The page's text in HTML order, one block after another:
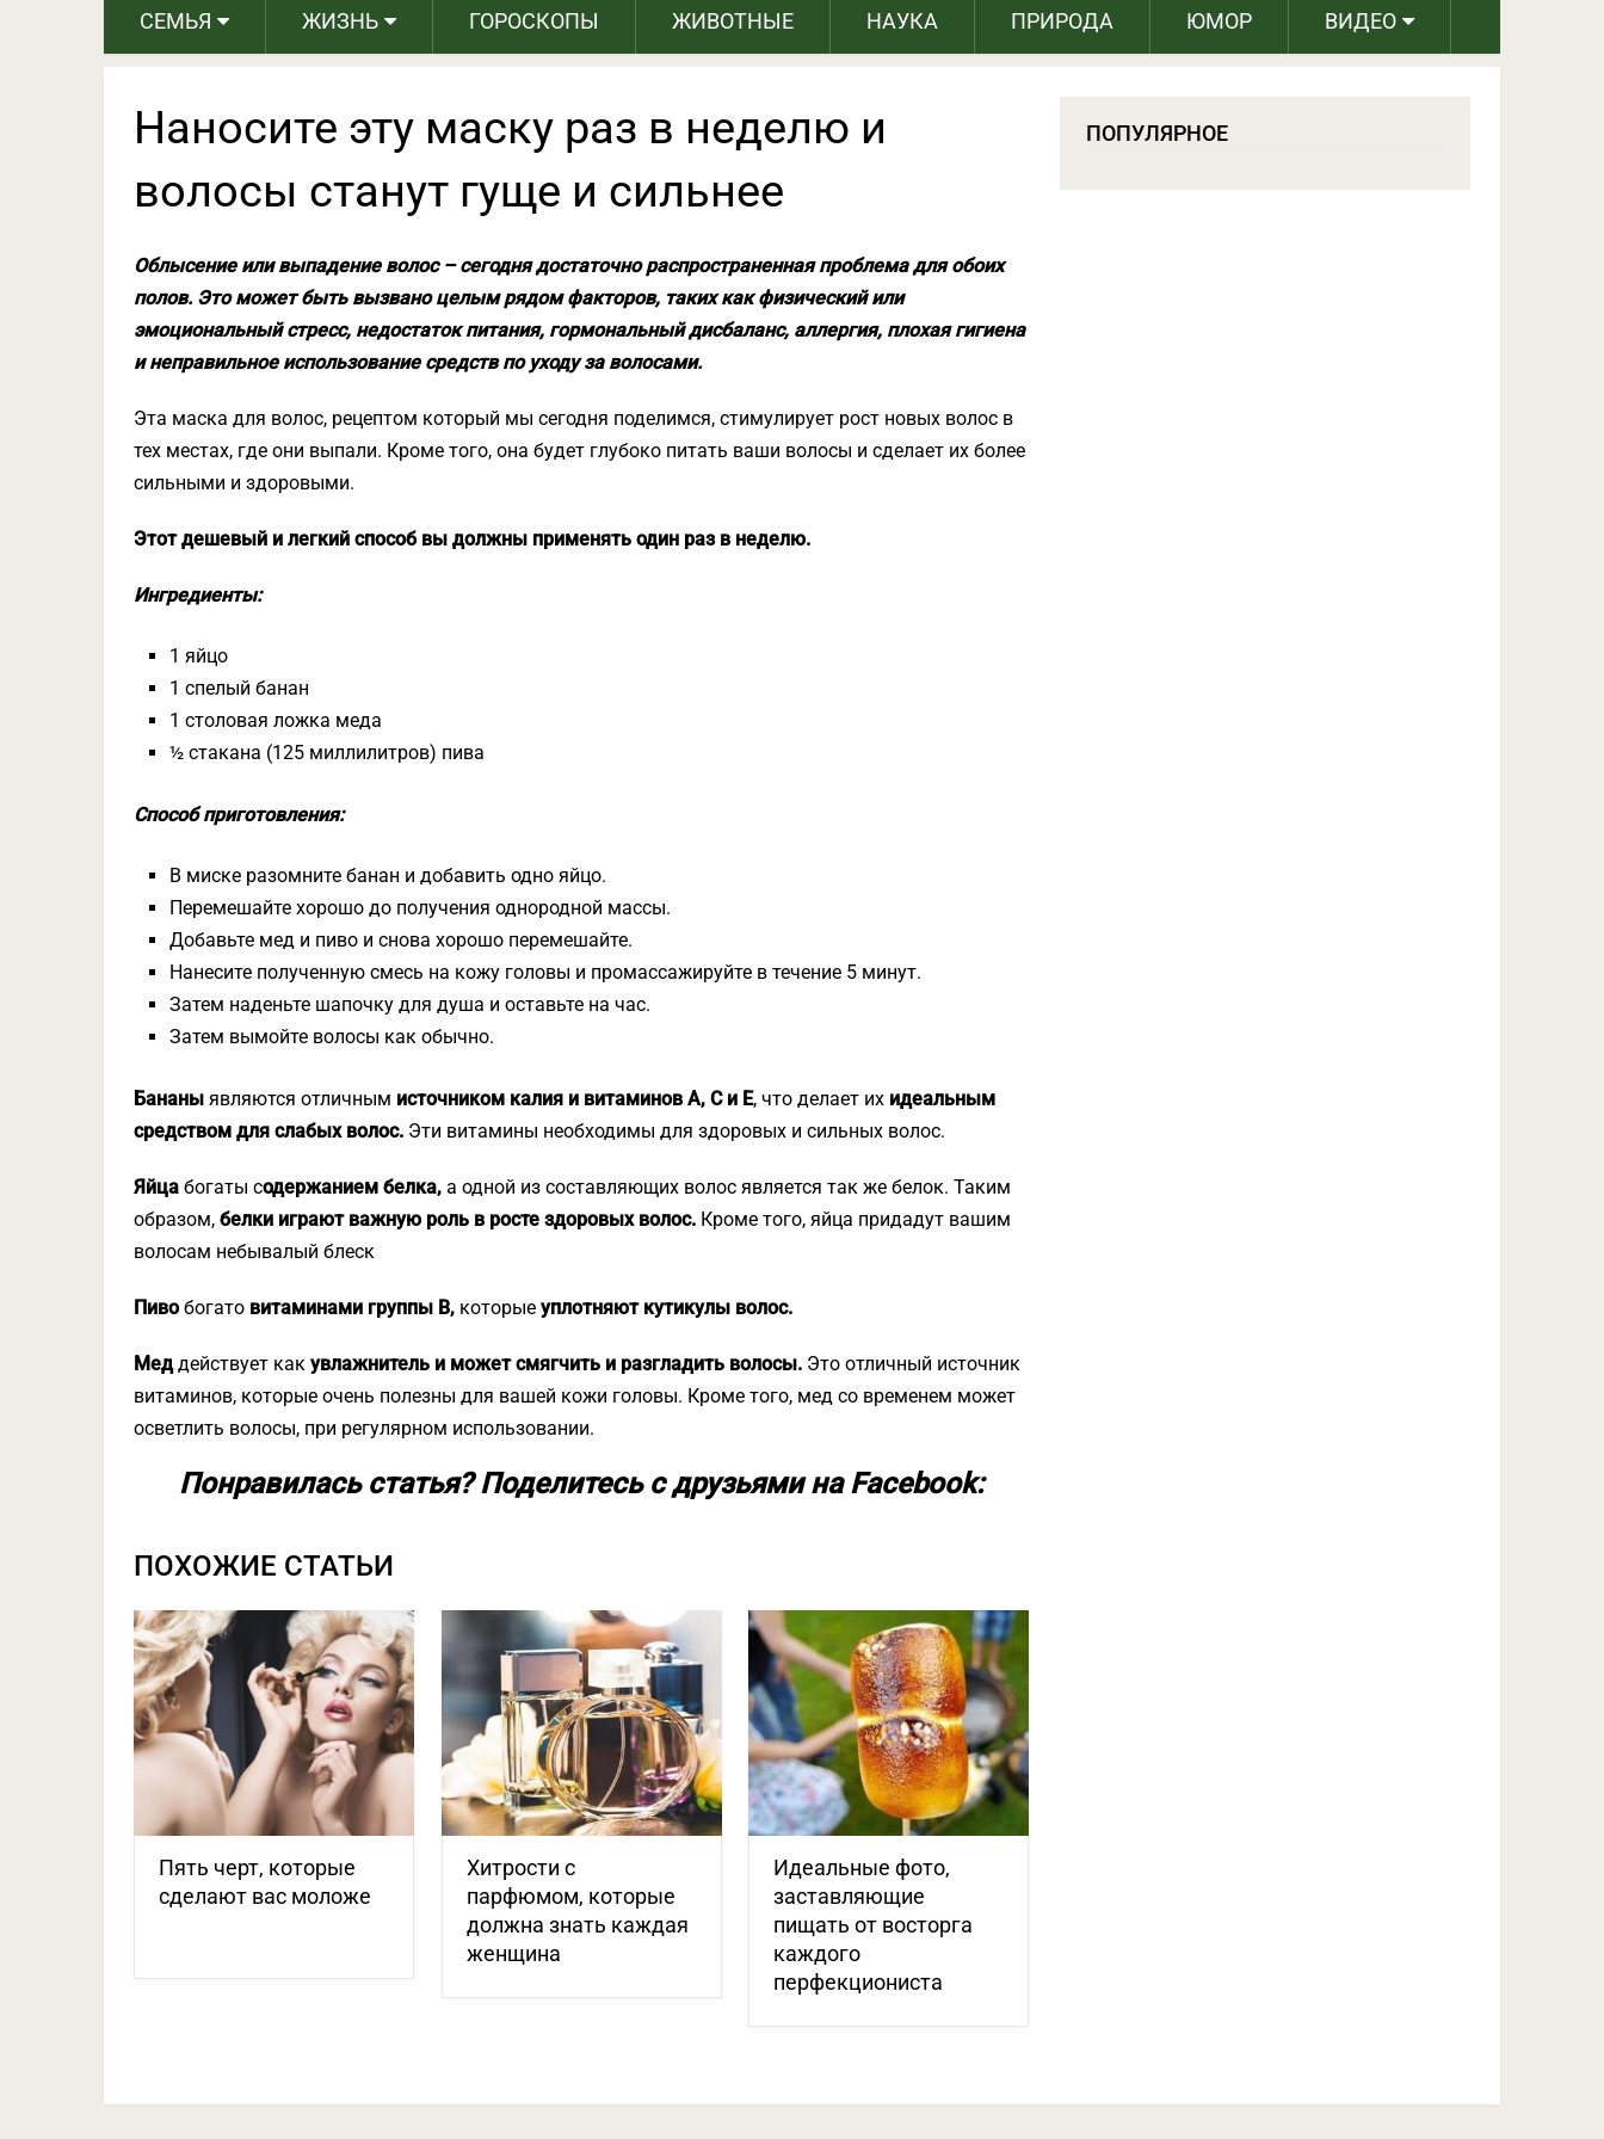
СЕМЬЯ ЖИЗНЬ ГОРОСКОПЫ ЖИВОТНЫЕ НАУКА ПРИРОДА ЮМОР ВИДЕО
Наносите эту маску раз в неделю и
волосы станут гуще и сильнее
Облысение или выпадение волос – сегодня достаточно распространенная проблема для обоих
полов. Это может быть вызвано целым рядом факторов, таких какфизический или
эмоциональный стресс, недостаток питания, гормональный дисбаланс, аллергия, плохая гигиена
и неправильное использование средств по уходу за волосами.
Эта маска для волос, рецептом который мы сегодня поделимся, стимулирует рост новых волос в
тех местах, где они выпали. Кроме того, она будет глубоко питать ваши волосы и сделает их более
сильными и здоровыми.
Этот дешевый и легкий способ вы должны применять один раз в неделю.
Ингредиенты:
1 яйцо
1 спелый банан
1 столовая ложка меда
½ стакана (125 миллилитров) пива
Способ приготовления:
В миске разомните банан и добавить одно яйцо.
Перемешайте хорошо до получения однородной массы.
Добавьте мед и пиво и снова хорошо перемешайте.
Нанесите полученную смесь на кожу головы и промассажируйте в течение 5 минут.
Затем наденьте шапочку для душа и оставьте на час.
Затем вымойте волосы как обычно.
Бананы являются отличным источником калия и витаминов А, С и Е, что делает их идеальным
средством для слабых волос. Эти витамины необходимы для здоровых и сильных волос.
Яйца богаты содержанием белка, а одной из составляющих волос является так же белок. Таким
образом, белки играют важную роль в росте здоровых волос. Кроме того, яйца придадут вашим
волосам небывалый блеск
Пивобогато витаминами группы В, которые уплотняют кутикулы волос.
Меддействует как увлажнитель и может смягчить и разгладить волосы. Это отличный источник
витаминов, которые очень полезны для вашей кожи головы. Кроме того, мед со временем может
осветлить волосы, при регулярном использовании.
Понравилась статья? Поделитесь с друзьями на Facebook:
ПОХОЖИЕ СТАТЬИ
Пять черт, которые
сделают вас моложе
Хитрости с
парфюмом, которые
должна знать каждая
женщина
Идеальные фото,
заставляющие
пищать от восторга
каждого
перфекциониста
ПОПУЛЯРНОЕ